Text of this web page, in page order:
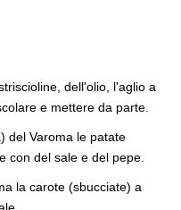
dell'olio, l'aglio a
e mettere da parte.
del Varoma le patate
con del sale e del pepe.
la carote (sbucciate) a